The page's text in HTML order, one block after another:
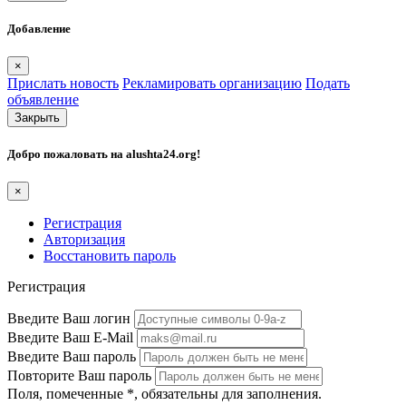
Добавление
×
Прислать новость Рекламировать организацию Подать
объявление
Закрыть
Добро пожаловать на alushta24.org!
×
Регистрация
Авторизация
Восстановить пароль
Регистрация
Введите Ваш логин
Введите Ваш E-Mail
Введите Ваш пароль
Повторите Ваш пароль
Поля, помеченные *, обязательны для заполнения.